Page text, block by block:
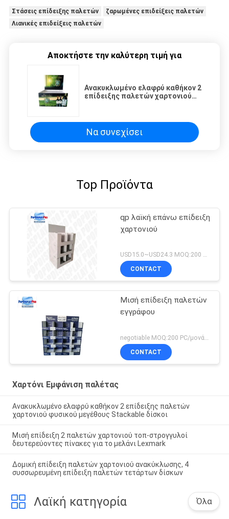
Στάσεις επίδειξης παλετών
ζαρωμένες επιδείξεις παλετών
Λιανικές επιδείξεις παλετών
Αποκτήστε την καλύτερη τιμή για
Ανακυκλωμένο ελαφρύ καθήκον 2
επίδειξης παλετών χαρτονιού
Να συνεχίσει
Top Προϊόντα
qp λαϊκή επάνω επίδειξη
χαρτονιού
USD15.0~USD24.3 MOQ:200 PC/μονάδα
CONTACT
Μισή επίδειξη παλετών
εγγράφου
negotiable MOQ:200 PC/μονάδα
CONTACT
Χαρτόνι Εμφάνιση παλέτας
Ανακυκλωμένο ελαφρύ καθήκον 2 επίδειξης παλετών
χαρτονιού φυσικού μεγέθους Stackable δίσκοι
Μισή επίδειξη 2 παλετών χαρτονιού τοπ-στρογγυλοί
δευτερεύοντες πίνακες για το μελάνι Lexmark
Δομική επίδειξη παλετών χαρτονιού ανακύκλωσης, 4
συσσωρευμένη επίδειξη παλετών τετάρτων δίσκων
Λαϊκή κατηγορία Όλα